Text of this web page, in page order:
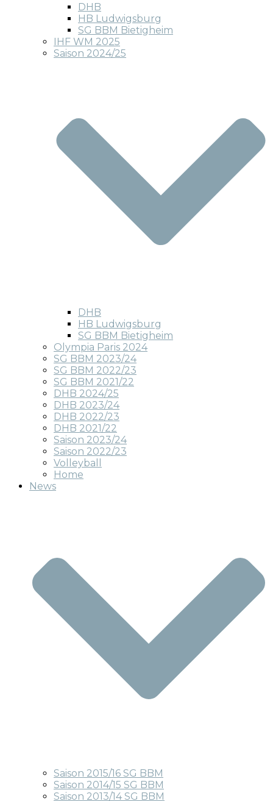
DHB
HB Ludwigsburg
SG BBM Bietigheim
IHF WM 2025
Saison 2024/25
DHB
HB Ludwigsburg
SG BBM Bietigheim
Olympia Paris 2024
SG BBM 2023/24
SG BBM 2022/23
SG BBM 2021/22
DHB 2024/25
DHB 2023/24
DHB 2022/23
DHB 2021/22
Saison 2023/24
Saison 2022/23
Volleyball
Home
News
Saison 2015/16 SG BBM
Saison 2014/15 SG BBM
Saison 2013/14 SG BBM